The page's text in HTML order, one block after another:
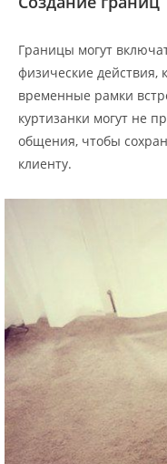
Границы могут
физические действия,
временные рамки
куртизанки могут не
общения, чтобы
клиенту.